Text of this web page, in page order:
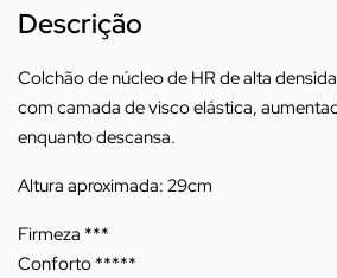
Descrição
Colchão de núcleo de HR de alta
com camada de visco elástica,
enquanto descansa.
Altura aproximada: 29cm
Firmeza ***
Conforto *****